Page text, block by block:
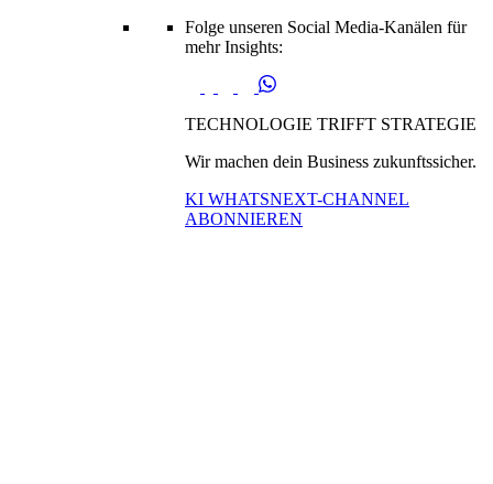
Folge unseren Social Media-Kanälen für
mehr Insights:
TECHNOLOGIE TRIFFT STRATEGIE
Wir machen dein Business zukunftssicher.
KI WHATSNEXT-CHANNEL
ABONNIEREN